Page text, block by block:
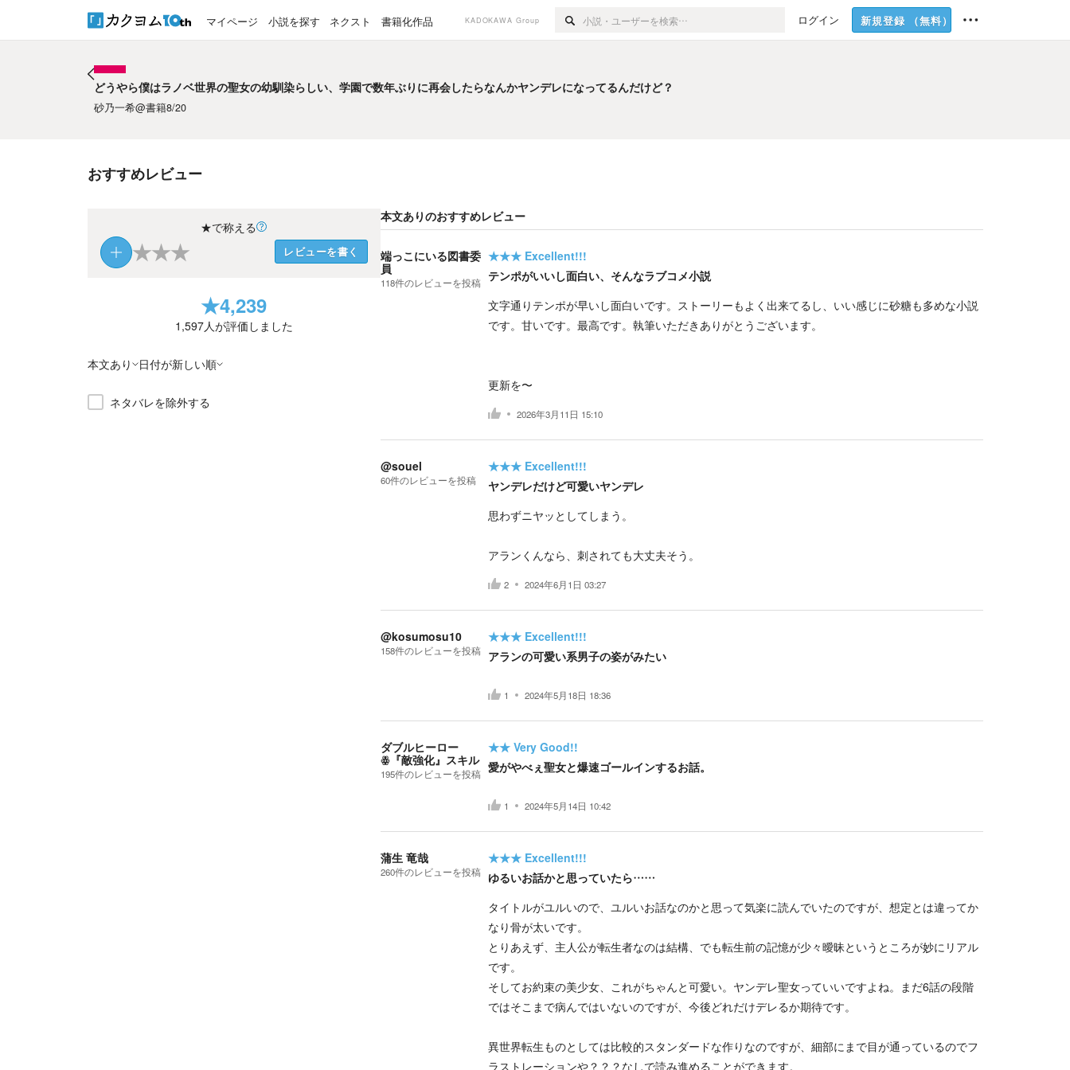
マイページ 小説を探す ネクスト 書籍化作品 KADOKAWA Group ログイン 新規登録 （無料）
どうやら僕はラノベ世界の聖女の幼馴染らしい、学園で数年ぶりに再会したらなんかヤンデレになってるんだけど？
砂乃一希@書籍8/20
おすすめレビュー
★で称える
★★★ レビューを書く
★4,239
1,597人が評価しました
本文あり 日付が新しい順
ネタバレを除外する
本文ありのおすすめレビュー
端っこにいる図書委
員
118件のレビューを投稿
★★★ Excellent!!!
テンポがいいし面白い、そんなラブコメ小説
文字通りテンポが早いし面白いです。ストーリーもよく出来てるし、いい感じに砂糖も多めな小説
です。甘いです。最高です。執筆いただきありがとうございます。
更新を〜
2026年3月11日 15:10
@souel
60件のレビューを投稿
★★★ Excellent!!!
ヤンデレだけど可愛いヤンデレ
思わずニヤッとしてしまう。
アランくんなら、刺されても大丈夫そう。
2 2024年6月1日 03:27
@kosumosu10
158件のレビューを投稿
★★★ Excellent!!!
アランの可愛い系男子の姿がみたい
1 2024年5月18日 18:36
ダブルヒーロー
ꙮ『敵強化』スキル
195件のレビューを投稿
★★ Very Good!!
愛がやべぇ聖女と爆速ゴールインするお話。
1 2024年5月14日 10:42
蒲生 竜哉
260件のレビューを投稿
★★★ Excellent!!!
ゆるいお話かと思っていたら……
タイトルがユルいので、ユルいお話なのかと思って気楽に読んでいたのですが、想定とは違ってか
なり骨が太いです。
とりあえず、主人公が転生者なのは結構、でも転生前の記憶が少々曖昧というところが妙にリアル
です。
そしてお約束の美少女、これがちゃんと可愛い。ヤンデレ聖女っていいですよね。まだ6話の段階
ではそこまで病んではいないのですが、今後どれだけデレるか期待です。
異世界転生ものとしては比較的スタンダードな作りなのですが、細部にまで目が通っているのでフ
ラストレーションや？？？なしで読み進めることができます。